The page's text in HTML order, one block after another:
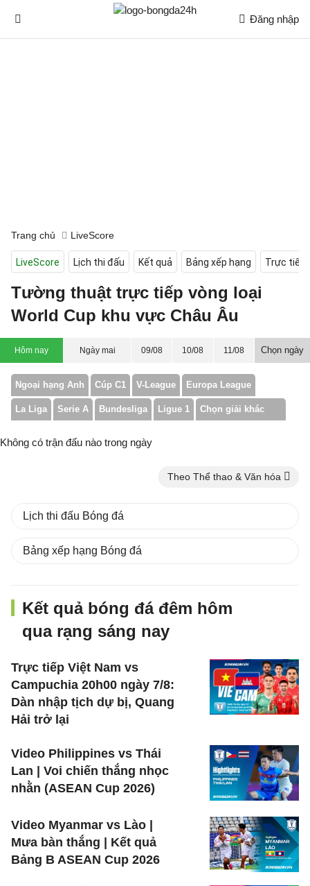
Đăng nhập
Trang chủ LiveScore
LiveScore Lịch thi đấu Kết quả Bảng xếp hạng Trực tiếp
Tường thuật trực tiếp vòng loại
World Cup khu vực Châu Âu
Hôm nay Ngày mai 09/08 10/08 11/08 Chọn ngày
Ngoại hạng Anh Cúp C1 V-League Europa League
La Liga Serie A Bundesliga Ligue 1 Chọn giải khác
Không có trận đấu nào trong ngày
Theo Thể thao & Văn hóa
Lịch thi đấu Bóng đá
Bảng xếp hạng Bóng đá
Kết quả bóng đá đêm hôm
qua rạng sáng nay
Trực tiếp Việt Nam vs
Campuchia 20h00 ngày 7/8:
Dàn nhập tịch dự bị, Quang
Hải trở lại
Video Philippines vs Thái
Lan | Voi chiến thắng nhọc
nhằn (ASEAN Cup 2026)
Video Myanmar vs Lào |
Mưa bàn thắng | Kết quả
Bảng B ASEAN Cup 2026